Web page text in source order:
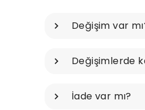
Değişim var
Değişimlerde
İade var mı?